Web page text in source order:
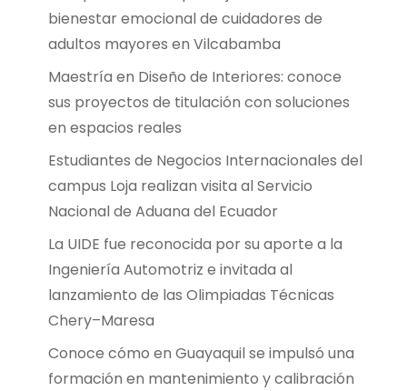
bienestar emocional de cuidadores de
adultos mayores en Vilcabamba
Maestría en Diseño de Interiores: conoce
sus proyectos de titulación con soluciones
en espacios reales
Estudiantes de Negocios Internacionales del
campus Loja realizan visita al Servicio
Nacional de Aduana del Ecuador
La UIDE fue reconocida por su aporte a la
Ingeniería Automotriz e invitada al
lanzamiento de las Olimpiadas Técnicas
Chery–Maresa
Conoce cómo en Guayaquil se impulsó una
formación en mantenimiento y calibración